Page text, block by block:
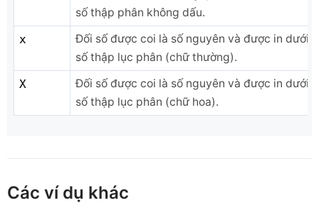
số thập phân không dấu.
x
Đối số được coi là số nguyên và được in dưới
số thập lục phân (chữ thường).
X
Đối số được coi là số nguyên và được in dưới
số thập lục phân (chữ hoa).
Các ví dụ khác